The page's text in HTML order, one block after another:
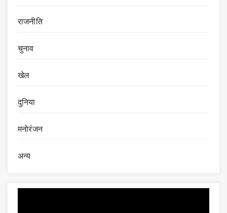
राजनीति
चुनाव
खेल
दुनिया
मनोरंजन
अन्य